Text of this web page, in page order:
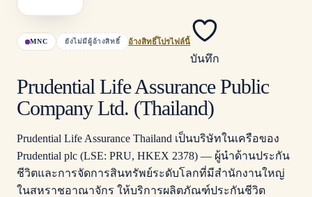
MNC ยังไม่มีผู้อ้างสิทธิ์ อ้างสิทธิ์โปรไฟล์นี้
บันทึก
Prudential Life Assurance Public
Company Ltd. (Thailand)
Prudential Life Assurance Thailand เป็นบริษัทในเครือของ
Prudential plc (LSE: PRU, HKEX 2378) — ผู้นำด้านประกัน
ชีวิตและการจัดการสินทรัพย์ระดับโลกที่มีสำนักงานใหญ่
ในสหราชอาณาจักร ให้บริการผลิตภัณฑ์ประกันชีวิต